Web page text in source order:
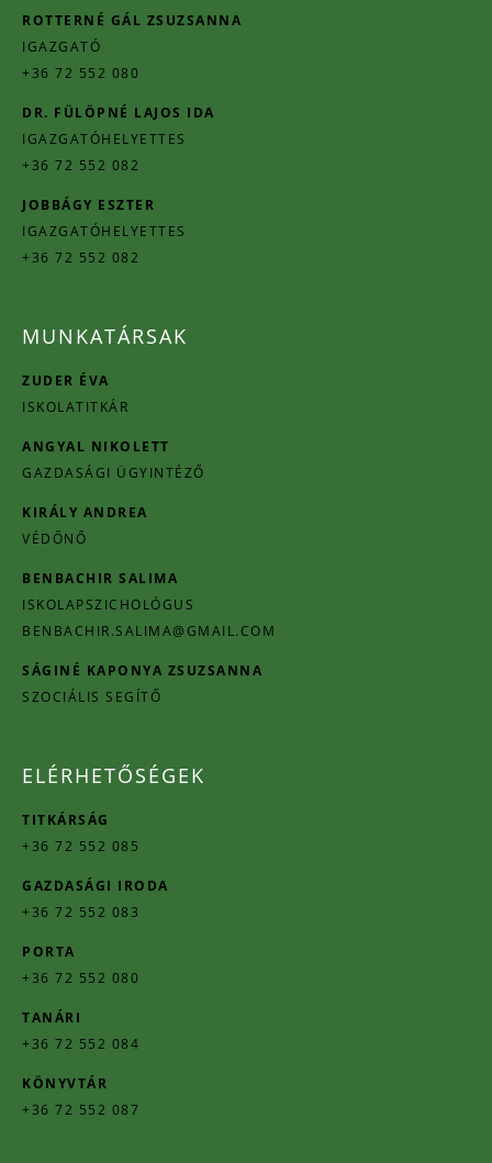
ROTTERNÉ GÁL ZSUZSANNA
IGAZGATÓ
+36 72 552 080
DR. FÜLÖPNÉ LAJOS IDA
IGAZGATÓHELYETTES
+36 72 552 082
JOBBÁGY ESZTER
IGAZGATÓHELYETTES
+36 72 552 082
MUNKATÁRSAK
ZUDER ÉVA
ISKOLATITKÁR
ANGYAL NIKOLETT
GAZDASÁGI ÜGYINTÉZŐ
KIRÁLY ANDREA
VÉDŐNŐ
BENBACHIR SALIMA
ISKOLAPSZICHOLÓGUS
BENBACHIR.SALIMA@GMAIL.COM
SÁGINÉ KAPONYA ZSUZSANNA
SZOCIÁLIS SEGÍTŐ
ELÉRHETŐSÉGEK
TITKÁRSÁG
+36 72 552 085
GAZDASÁGI IRODA
+36 72 552 083
PORTA
+36 72 552 080
TANÁRI
+36 72 552 084
KÖNYVTÁR
+36 72 552 087